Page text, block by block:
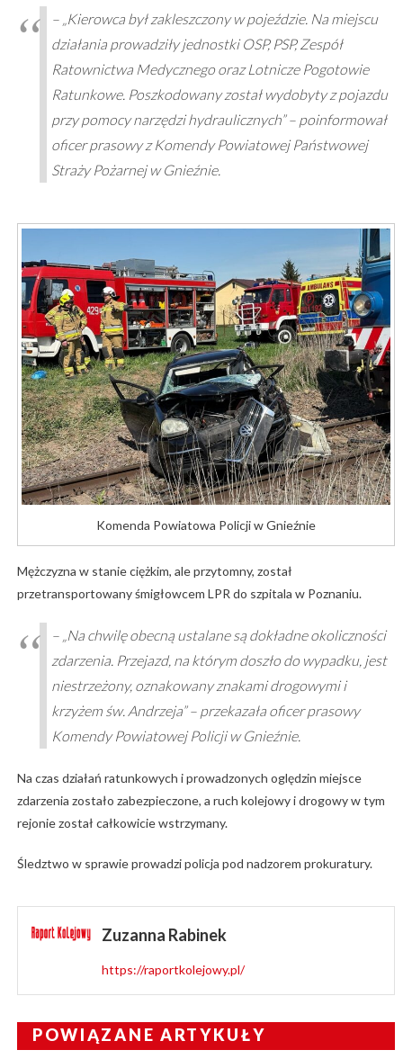
– „Kierowca był zakleszczony w pojeździe. Na miejscu
działania prowadziły jednostki OSP, PSP, Zespół
Ratownictwa Medycznego oraz Lotnicze Pogotowie
Ratunkowe. Poszkodowany został wydobyty z pojazdu
przy pomocy narzędzi hydraulicznych” – poinformował
oficer prasowy z Komendy Powiatowej Państwowej
Straży Pożarnej w Gnieźnie.
Komenda Powiatowa Policji w Gnieźnie
Mężczyzna w stanie ciężkim, ale przytomny, został
przetransportowany śmigłowcem LPR do szpitala w Poznaniu.
– „Na chwilę obecną ustalane są dokładne okoliczności
zdarzenia. Przejazd, na którym doszło do wypadku, jest
niestrzeżony, oznakowany znakami drogowymi i
krzyżem św. Andrzeja” – przekazała oficer prasowy
Komendy Powiatowej Policji w Gnieźnie.
Na czas działań ratunkowych i prowadzonych oględzin miejsce
zdarzenia zostało zabezpieczone, a ruch kolejowy i drogowy w tym
rejonie został całkowicie wstrzymany.
Śledztwo w sprawie prowadzi policja pod nadzorem prokuratury.
Zuzanna Rabinek
https://raportkolejowy.pl/
POWIĄZANE ARTYKUŁY